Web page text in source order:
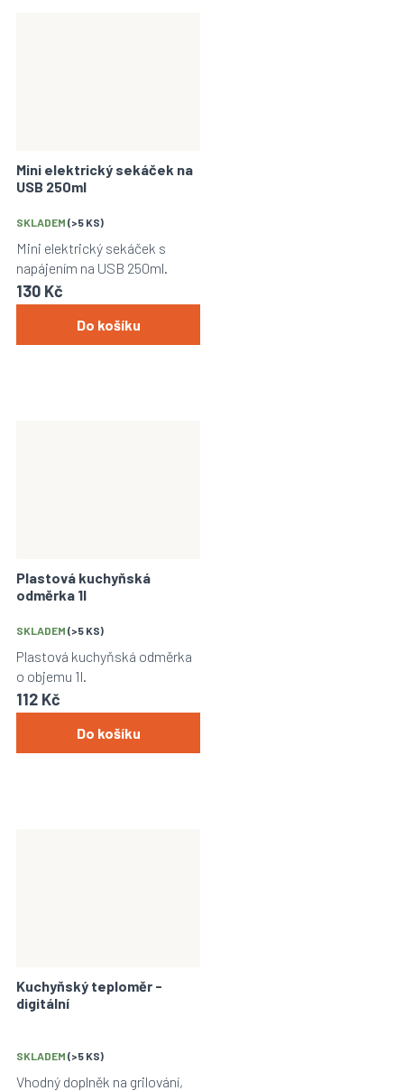
Mini elektrický sekáček na
USB 250ml
hodnocení
produktu
je
5,0
z
5
SKLADEM (>5 KS)
130 Kč
Do košíku
Mini elektrický sekáček s
napájením na USB 250ml.
Plastová kuchyňská
odměrka 1l
hodnocení
produktu
je
5,0
z
5
SKLADEM (>5 KS)
112 Kč
Do košíku
Plastová kuchyňská odměrka
o objemu 1l.
Kuchyňský teploměr -
digitální
SKLADEM (>5 KS)
Vhodný doplněk na grilování,